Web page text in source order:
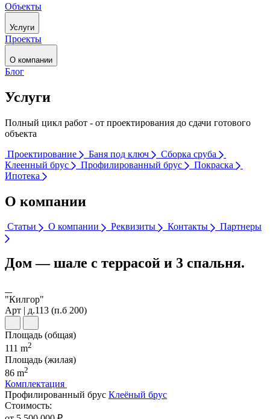
Объекты
Услуги
Проекты
О компании
Блог
Услуги
Полный цикл работ - от проектирования до сдачи готового
объекта
Проектирование
Баня под ключ
Сборка сруба
Клеенный брус
Профилированный брус
Покраска
Ипотека
О компании
Статьи О компании Реквизиты Контакты Партнеры
Дом — шале с террасой и 3 спальня.
"Килгор"
Арт | д.113 (п.б 200)
Площадь (общая)
111 m2
Площадь (жилая)
86 m2
Комплектация
Профилированный брус Клеёный брус
Стоимость: